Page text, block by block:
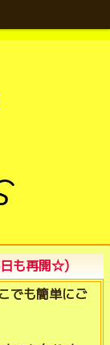
も再開☆)
でも簡単にご